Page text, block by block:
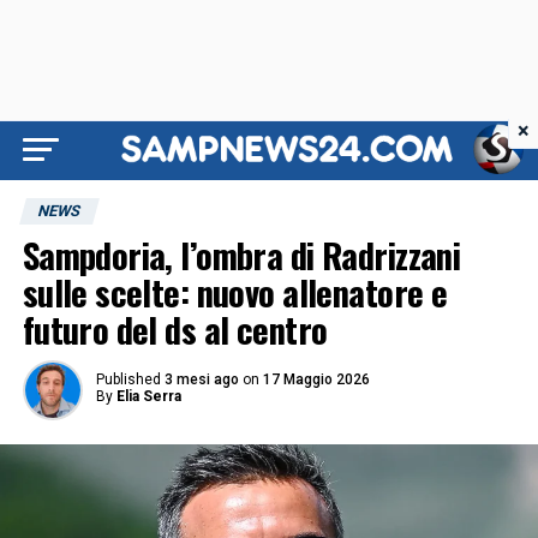
NEWS
Sampdoria, l’ombra di Radrizzani
sulle scelte: nuovo allenatore e
futuro del ds al centro
Published 3 mesi ago on 17 Maggio 2026
By Elia Serra
×